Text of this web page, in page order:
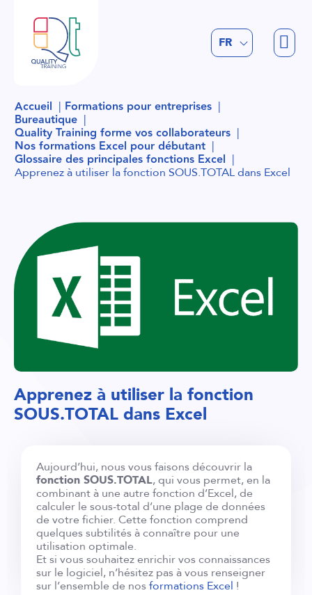
FR
NL
Accueil Formations pour entreprises
Bureautique
Quality Training forme vos collaborateurs
Nos formations Excel pour débutant
Glossaire des principales fonctions Excel
Apprenez à utiliser la fonction SOUS.TOTAL dans Excel
Apprenez à utiliser la fonction
SOUS.TOTAL dans Excel
Aujourd’hui, nous vous faisons découvrir la
fonction SOUS.TOTAL, qui vous permet, en la
combinant à une autre fonction d’Excel, de
calculer le sous-total d’une plage de données
de votre fichier. Cette fonction comprend
quelques subtilités à connaître pour une
utilisation optimale.
Et si vous souhaitez enrichir vos connaissances
sur le logiciel, n’hésitez pas à vous renseigner
sur l’ensemble de nos formations Excel !